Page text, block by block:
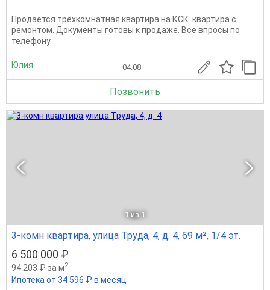
Продаётся трёхкомнатная квартира на КСК. квартира с
ремонтом. Документы готовы к продаже. Все впросы по
телефону.
Юлия 04.08
Позвонить
1 из 1
3-комн квартира, улица Труда, 4, д. 4, 69 м², 1/4 эт.
6 500 000 ₽
94 203 ₽ за м2
Ипотека от 34 596 ₽ в месяц